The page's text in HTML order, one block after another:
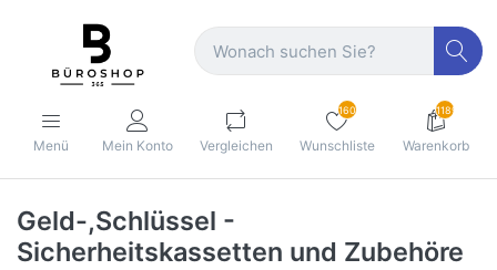
Menü Mein Konto Vergleichen
160
Wunschliste
1189
Warenkorb
Geld-,Schlüssel -
Sicherheitskassetten und Zubehöre